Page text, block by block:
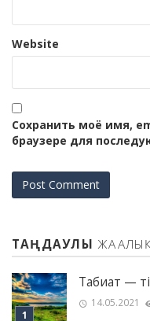
Website
Сохранить моё имя,
браузере для
ТАҢДАУЛЫ
Табиғат —
14.05.2021